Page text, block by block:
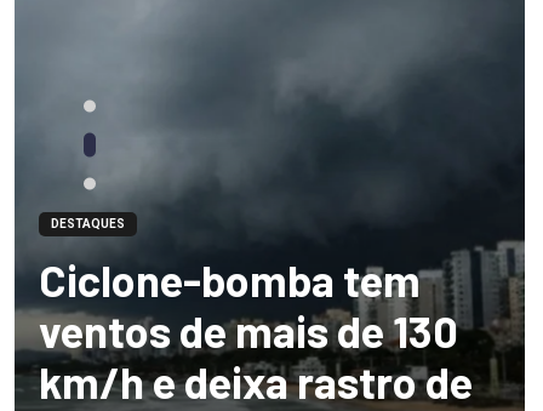
DESTAQUES
Ciclone-bomba tem
ventos de mais de 130
km/h e deixa rastro de